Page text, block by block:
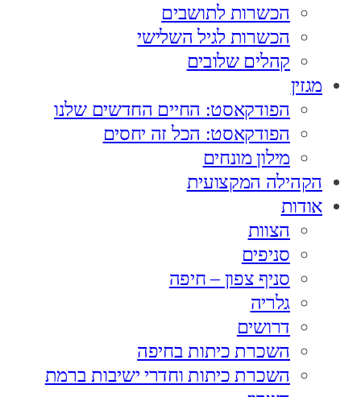
הכשרות לתושבים
הכשרות לגיל השלישי
קהלים שלובים
מגזין
הפודקאסט: החיים החדשים שלנו
הפודקאסט: הכל זה יחסים
מילון מונחים
הקהילה המקצועית
אודות
הצוות
סניפים
סניף צפון – חיפה
גלריה
דרושים
השכרת כיתות בחיפה
השכרת כיתות וחדרי ישיבות ברמת